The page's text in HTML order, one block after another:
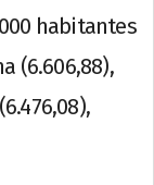
habitantes
(6.606,88),